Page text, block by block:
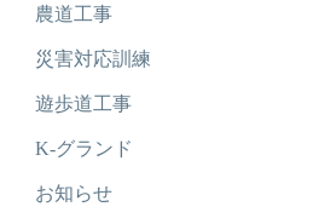
農道工事
災害対応訓練
遊歩道工事
K-グランド
お知らせ